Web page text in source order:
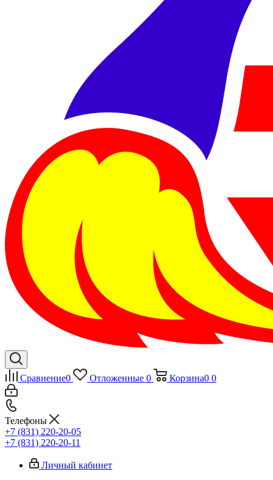
Сравнение0 Отложенные 0 Корзина0 0
Телефоны
+7 (831) 220-20-05
+7 (831) 220-20-11
Личный кабинет